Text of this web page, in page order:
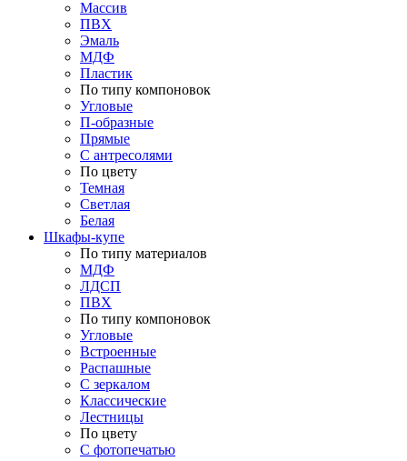
Массив
ПВХ
Эмаль
МДФ
Пластик
По типу компоновок
Угловые
П-образные
Прямые
С антресолями
По цвету
Темная
Светлая
Белая
Шкафы-купе
По типу материалов
МДФ
ЛДСП
ПВХ
По типу компоновок
Угловые
Встроенные
Распашные
С зеркалом
Классические
Лестницы
По цвету
С фотопечатью